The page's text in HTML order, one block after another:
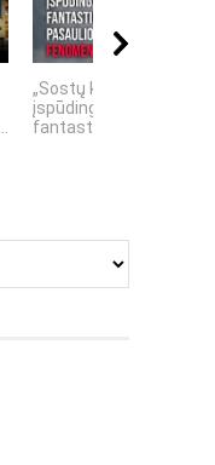
„Sostų karai" -
įspūdingas
fantastinio pasaulio...